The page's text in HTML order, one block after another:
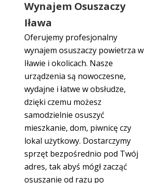
Wynajem Osuszaczy
Iława
Oferujemy profesjonalny
wynajem osuszaczy powietrza w
Iławie i okolicach. Nasze
urządzenia są nowoczesne,
wydajne i łatwe w obsłudze,
dzięki czemu możesz
samodzielnie osuszyć
mieszkanie, dom, piwnicę czy
lokal użytkowy. Dostarczymy
sprzęt bezpośrednio pod Twój
adres, tak abyś mógł zacząć
osuszanie od razu po